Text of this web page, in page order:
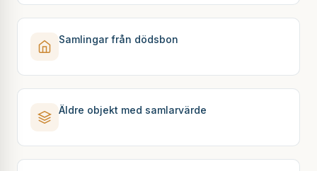
Samlingar från dödsbon
Äldre objekt med samlarvärde